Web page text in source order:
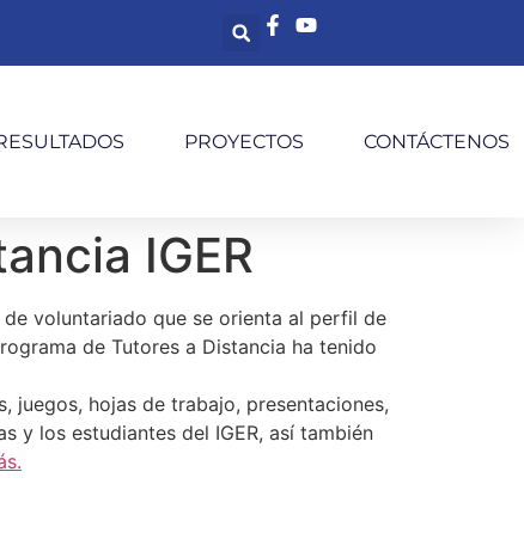
PROYECTOS CONTÁCTENOS
IGER
de voluntariado que se orienta al perfil de
de Tutores a Distancia ha tenido
hojas de trabajo, presentaciones,
y los estudiantes del IGER, así también